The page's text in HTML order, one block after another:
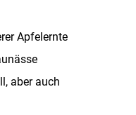
Apfelernte
aber auch